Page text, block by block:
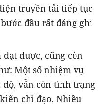
truyền tải tiếp tục
đầu rất đáng ghi
được, cũng còn
Một số nhiệm vụ
độ, vẫn còn tình trạng
chỉ đạo. Nhiều